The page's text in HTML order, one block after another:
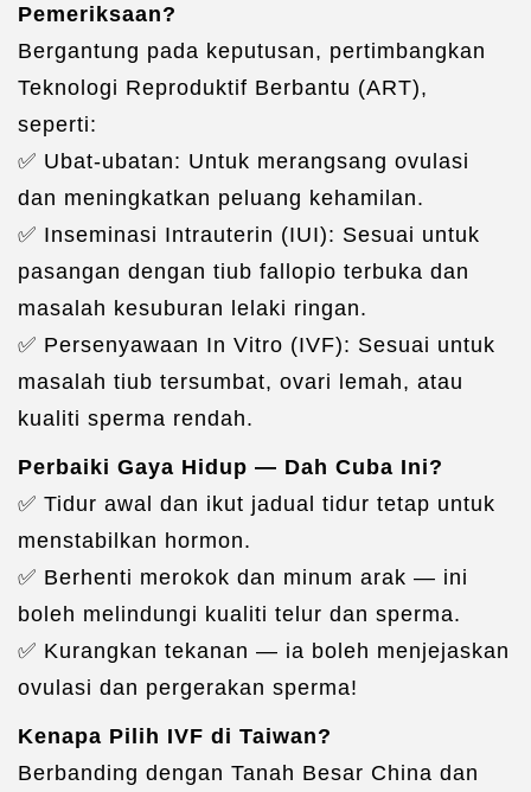
Pemeriksaan?
Bergantung pada keputusan, pertimbangkan
Teknologi Reproduktif Berbantu (ART),
seperti:
✅ Ubat-ubatan: Untuk merangsang ovulasi
dan meningkatkan peluang kehamilan.
✅ Inseminasi Intrauterin (IUI): Sesuai untuk
pasangan dengan tiub fallopio terbuka dan
masalah kesuburan lelaki ringan.
✅ Persenyawaan In Vitro (IVF): Sesuai untuk
masalah tiub tersumbat, ovari lemah, atau
kualiti sperma rendah.
Perbaiki Gaya Hidup — Dah Cuba Ini?
✅ Tidur awal dan ikut jadual tidur tetap untuk
menstabilkan hormon.
✅ Berhenti merokok dan minum arak — ini
boleh melindungi kualiti telur dan sperma.
✅ Kurangkan tekanan — ia boleh menjejaskan
ovulasi dan pergerakan sperma!
Kenapa Pilih IVF di Taiwan?
Berbanding dengan Tanah Besar China dan